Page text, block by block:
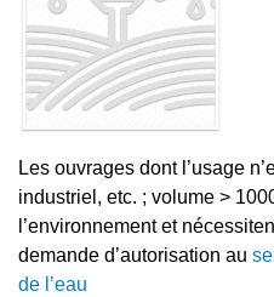
Les ouvrages dont l’usage
industriel, etc. ; volume >
l’environnement et
demande d’autorisation au
de l’eau